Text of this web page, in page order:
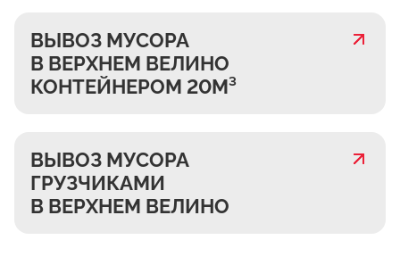
ВЫВОЗ МУСОРА
В ВЕРХНЕМ ВЕЛИНО
КОНТЕЙНЕРОМ 20М³
ВЫВОЗ МУСОРА
ГРУЗЧИКАМИ
В ВЕРХНЕМ ВЕЛИНО